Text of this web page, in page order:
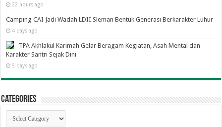
22 hours ago
Camping CAI Jadi Wadah LDII Sleman Bentuk Generasi Berkarakter Luhur
4 days ago
TPA Akhlakul Karimah Gelar Beragam Kegiatan, Asah Mental dan
Karakter Santri Sejak Dini
5 days ago
Categories
Categories